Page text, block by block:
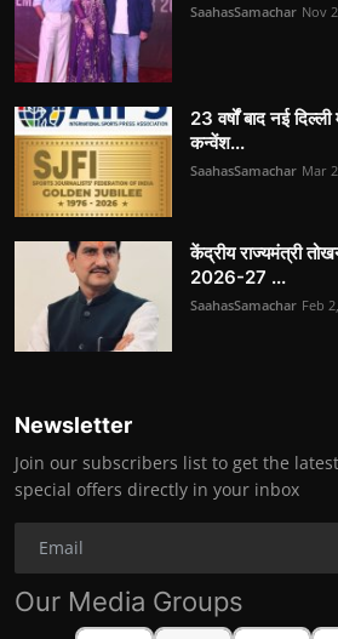
SaahasSamachar Nov
23 वर्षों बाद नई
कन्वेंश...
SaahasSamachar Mar
केंद्रीय राज्यमंत्री
2026-27 ...
SaahasSamachar Feb
Newsletter
Join our subscribers list to get the
special offers directly in your inbox
Our Media Groups